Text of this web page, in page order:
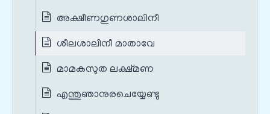
അക്ഷീണഗുണശാലിനീ
ശീലശാലിനീ മാതാവേ
മാമകസുത ലക്ഷ്മണ
എന്തുഞാനുരചെയ്യേണ്ടു